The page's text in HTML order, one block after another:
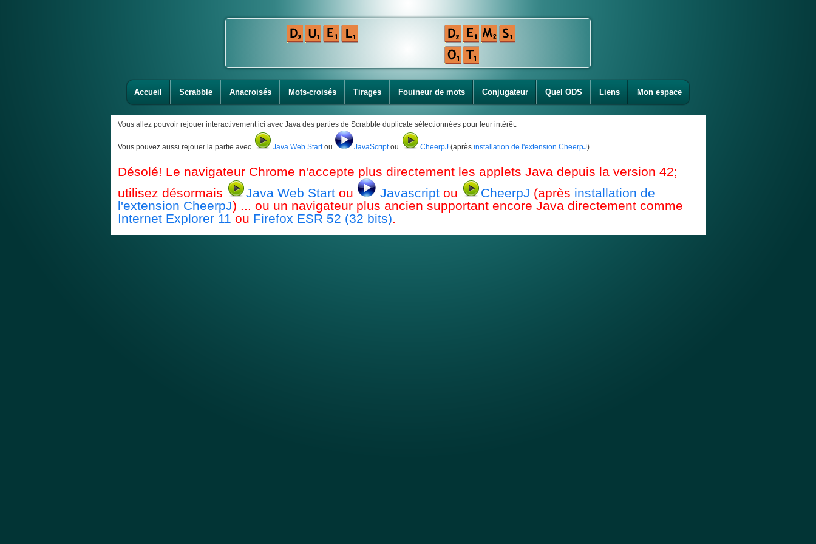
Accueil Scrabble Anacroisés Mots-croisés Tirages Fouineur de mots Conjugateur Quel ODS Liens Mon espace
Vous allez pouvoir rejouer interactivement ici avec Java des parties de Scrabble duplicate sélectionnées pour leur intérêt.
Vous pouvez aussi rejouer la partie avec Java Web Startou JavaScriptou CheerpJ (après installation de l'extension CheerpJ).
Désolé! Le navigateur Chrome n'accepte plus directement les applets Java depuis la version 42;
utilisez désormais
Java Web Start ou Javascript ou CheerpJ (après installation de
l'extension CheerpJ) ... ou un navigateur plus ancien supportant encore Java directement comme
Internet Explorer 11 ou Firefox ESR 52 (32 bits).